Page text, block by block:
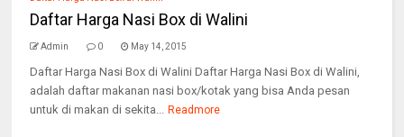
Daftar Harga Nasi Box di Walini
Admin 0 May 14, 2015
Daftar Harga Nasi Box di Walini Daftar Harga Nasi Box di Walini,
adalah daftar makanan nasi box/kotak yang bisa Anda pesan
untuk di makan di sekita... Readmore